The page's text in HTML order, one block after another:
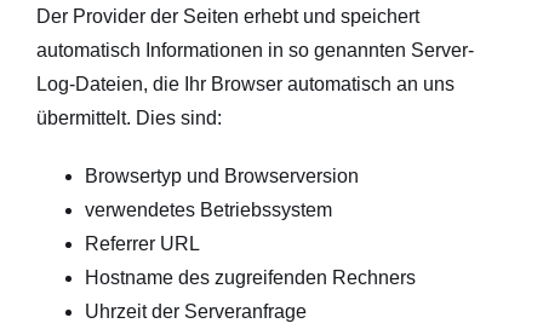
Der Provider der Seiten erhebt und speichert
automatisch Informationen in so genannten Server-
Log-Dateien, die Ihr Browser automatisch an uns
übermittelt. Dies sind:
Browsertyp und Browserversion
verwendetes Betriebssystem
Referrer URL
Hostname des zugreifenden Rechners
Uhrzeit der Serveranfrage